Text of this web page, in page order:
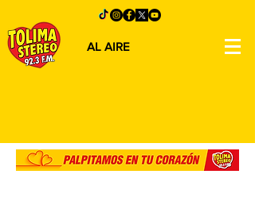
AL AIRE